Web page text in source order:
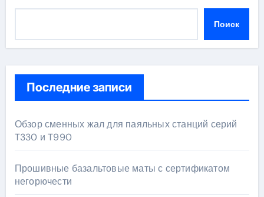
Поиск
Последние записи
Обзор сменных жал для паяльных станций серий
T330 и T990
Прошивные базальтовые маты с сертификатом
негорючести